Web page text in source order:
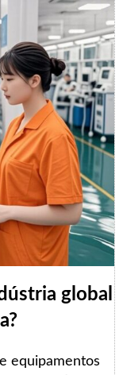
global
equipamentos